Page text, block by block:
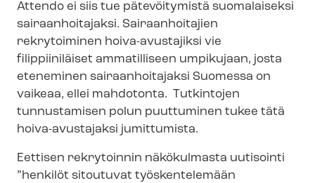
Attendo ei siis tue pätevöitymistä suomalaiseksi
sairaanhoitajaksi. Sairaanhoitajien
rekrytoiminen hoiva-avustajiksi vie
filippiiniläiset ammatilliseen umpikujaan, josta
eteneminen sairaanhoitajaksi Suomessa on
vaikeaa, ellei mahdotonta. Tutkintojen
tunnustamisen polun puuttuminen tukee tätä
hoiva-avustajaksi jumittumista.
Eettisen rekrytoinnin näkökulmasta uutisointi
”henkilöt sitoutuvat työskentelemään